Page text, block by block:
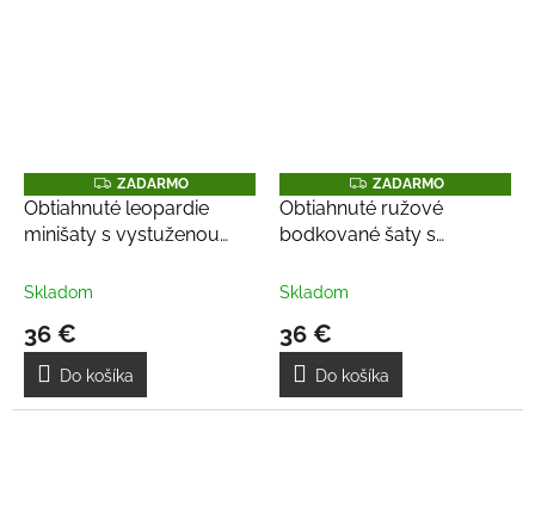
Z
A
D
A
ZADARMO
Obtiahnuté leopardie
minišaty s vystuženou
Skladom
36 €
Do košíka
Z
A
D
A
ZADARMO
Obtiahnuté ružové
bodkované šaty s
Skladom
36 €
Do košíka